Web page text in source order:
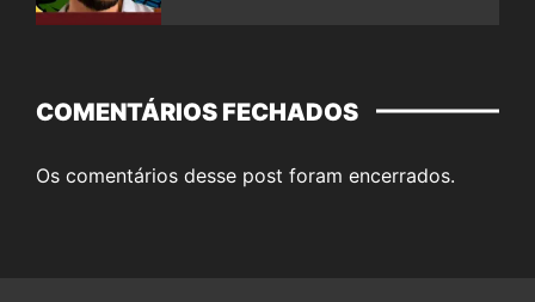
COMENTÁRIOS FECHADOS
Os comentários desse post foram encerrados.